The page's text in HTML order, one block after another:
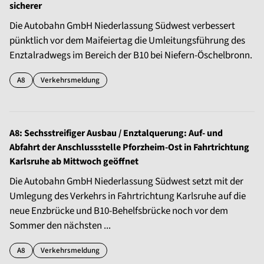
sicherer
Die Autobahn GmbH Niederlassung Südwest verbessert
pünktlich vor dem Maifeiertag die Umleitungsführung des
Enztalradwegs im Bereich der B10 bei Niefern-Öschelbronn.
A8 Verkehrsmeldung
A8: Sechsstreifiger Ausbau / Enztalquerung: Auf- und
Abfahrt der Anschlussstelle Pforzheim-Ost in Fahrtrichtung
Karlsruhe ab Mittwoch geöffnet
Die Autobahn GmbH Niederlassung Südwest setzt mit der
Umlegung des Verkehrs in Fahrtrichtung Karlsruhe auf die
neue Enzbrücke und B10-Behelfsbrücke noch vor dem
Sommer den nächsten ...
A8 Verkehrsmeldung